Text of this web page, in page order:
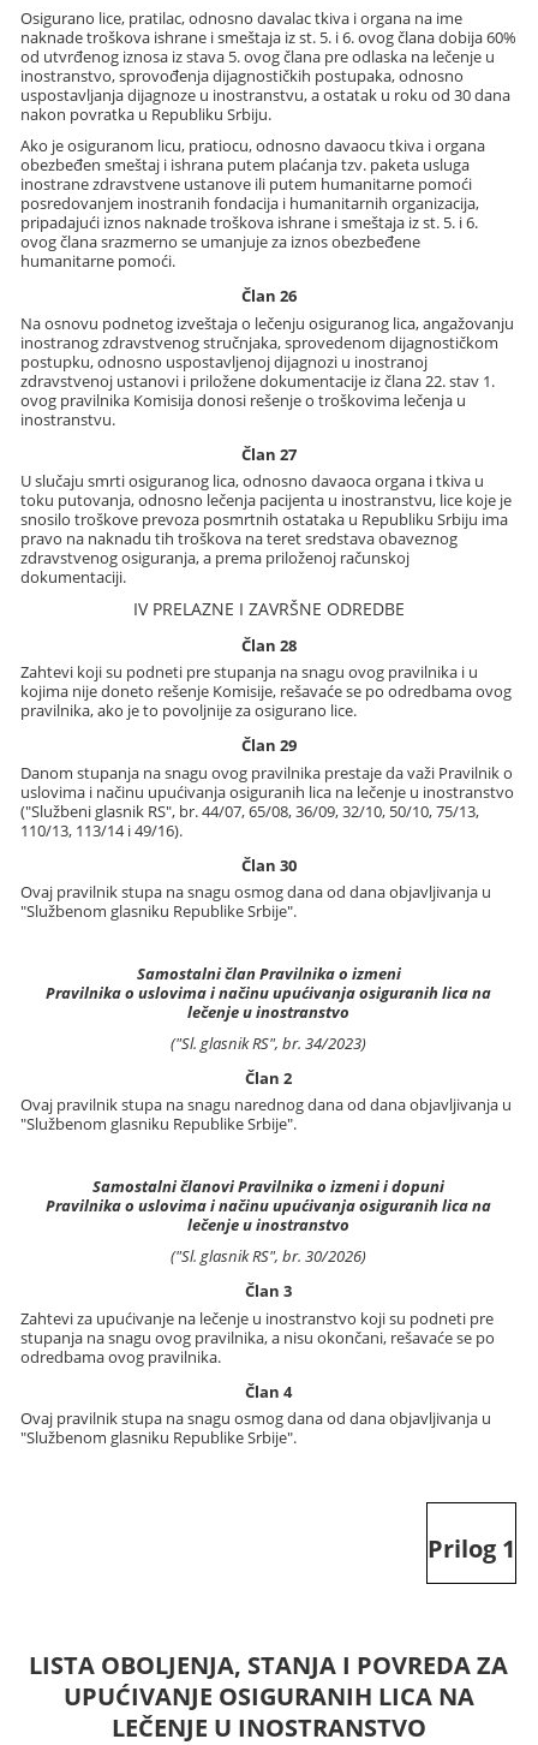
Osigurano lice, pratilac, odnosno davalac tkiva i organa na ime
naknade troškova ishrane i smeštaja iz st. 5. i 6. ovog člana dobija 60%
od utvrđenog iznosa iz stava 5. ovog člana pre odlaska na lečenje u
inostranstvo, sprovođenja dijagnostičkih postupaka, odnosno
uspostavljanja dijagnoze u inostranstvu, a ostatak u roku od 30 dana
nakon povratka u Republiku Srbiju.
Ako je osiguranom licu, pratiocu, odnosno davaocu tkiva i organa
obezbeđen smeštaj i ishrana putem plaćanja tzv. paketa usluga
inostrane zdravstvene ustanove ili putem humanitarne pomoći
posredovanjem inostranih fondacija i humanitarnih organizacija,
pripadajući iznos naknade troškova ishrane i smeštaja iz st. 5. i 6.
ovog člana srazmerno se umanjuje za iznos obezbeđene
humanitarne pomoći.
Član 26
Na osnovu podnetog izveštaja o lečenju osiguranog lica, angažovanju
inostranog zdravstvenog stručnjaka, sprovedenom dijagnostičkom
postupku, odnosno uspostavljenoj dijagnozi u inostranoj
zdravstvenoj ustanovi i priložene dokumentacije iz člana 22. stav 1.
ovog pravilnika Komisija donosi rešenje o troškovima lečenja u
inostranstvu.
Član 27
U slučaju smrti osiguranog lica, odnosno davaoca organa i tkiva u
toku putovanja, odnosno lečenja pacijenta u inostranstvu, lice koje je
snosilo troškove prevoza posmrtnih ostataka u Republiku Srbiju ima
pravo na naknadu tih troškova na teret sredstava obaveznog
zdravstvenog osiguranja, a prema priloženoj računskoj
dokumentaciji.
IV PRELAZNE I ZAVRŠNE ODREDBE
Član 28
Zahtevi koji su podneti pre stupanja na snagu ovog pravilnika i u
kojima nije doneto rešenje Komisije, rešavaće se po odredbama ovog
pravilnika, ako je to povoljnije za osigurano lice.
Član 29
Danom stupanja na snagu ovog pravilnika prestaje da važi Pravilnik o
uslovima i načinu upućivanja osiguranih lica na lečenje u inostranstvo
("Službeni glasnik RS", br. 44/07, 65/08, 36/09, 32/10, 50/10, 75/13,
110/13, 113/14 i 49/16).
Član 30
Ovaj pravilnik stupa na snagu osmog dana od dana objavljivanja u
"Službenom glasniku Republike Srbije".
Samostalni član Pravilnika o izmeni
Pravilnika o uslovima i načinu upućivanja osiguranih lica na
lečenje u inostranstvo
("Sl. glasnik RS", br. 34/2023)
Član 2
Ovaj pravilnik stupa na snagu narednog dana od dana objavljivanja u
"Službenom glasniku Republike Srbije".
Samostalni članovi Pravilnika o izmeni i dopuni
Pravilnika o uslovima i načinu upućivanja osiguranih lica na
lečenje u inostranstvo
("Sl. glasnik RS", br. 30/2026)
Član 3
Zahtevi za upućivanje na lečenje u inostranstvo koji su podneti pre
stupanja na snagu ovog pravilnika, a nisu okončani, rešavaće se po
odredbama ovog pravilnika.
Član 4
Ovaj pravilnik stupa na snagu osmog dana od dana objavljivanja u
"Službenom glasniku Republike Srbije".
Prilog 1
LISTA OBOLJENJA, STANJA I POVREDA ZA
UPUĆIVANJE OSIGURANIH LICA NA
LEČENJE U INOSTRANSTVO